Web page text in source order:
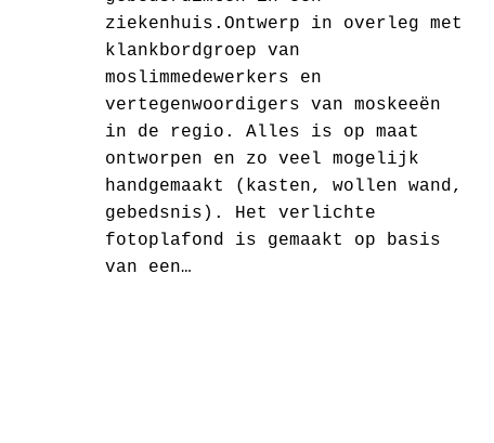
ziekenhuis.Ontwerp in overleg met
klankbordgroep van
moslimmedewerkers en
vertegenwoordigers van moskeeën
in de regio. Alles is op maat
ontworpen en zo veel mogelijk
handgemaakt (kasten, wollen wand,
gebedsnis). Het verlichte
fotoplafond is gemaakt op basis
van een…